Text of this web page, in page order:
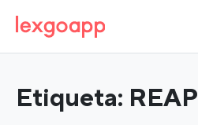
Etiqueta: REAP